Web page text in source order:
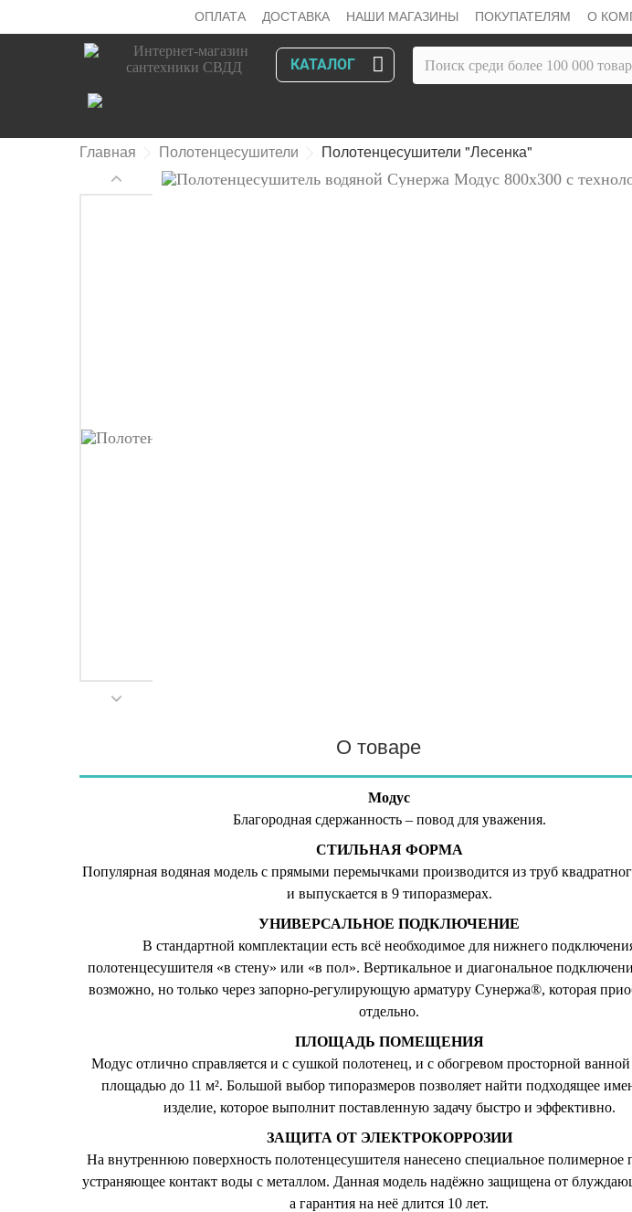
ОПЛАТА ДОСТАВКА НАШИ МАГАЗИНЫ ПОКУПАТЕЛЯМ О
КАТАЛОГ
Главная Полотенцесушители Полотенцесушители "Лесенка"
О товаре
Модус
Благородная сдержанность – повод для уважения.
СТИЛЬНАЯ ФОРМА
Популярная водяная модель с прямыми перемычками производится из труб
и выпускается в 9 типоразмерах.
УНИВЕРСАЛЬНОЕ ПОДКЛЮЧЕНИЕ
В стандартной комплектации есть всё необходимое для нижнего
полотенцесушителя «в стену» или «в пол». Вертикальное и диагональное
возможно, но только через запорно-регулирующую арматуру Сунержа®, которая
отдельно.
ПЛОЩАДЬ ПОМЕЩЕНИЯ
Модус отлично справляется и с сушкой полотенец, и с обогревом просторной
площадью до 11 м². Большой выбор типоразмеров позволяет найти подходящее
изделие, которое выполнит поставленную задачу быстро и эффективно.
ЗАЩИТА ОТ ЭЛЕКТРОКОРРОЗИИ
На внутреннюю поверхность полотенцесушителя нанесено специальное полимерное
устраняющее контакт воды с металлом. Данная модель надёжно защищена от
а гарантия на неё длится 10 лет.